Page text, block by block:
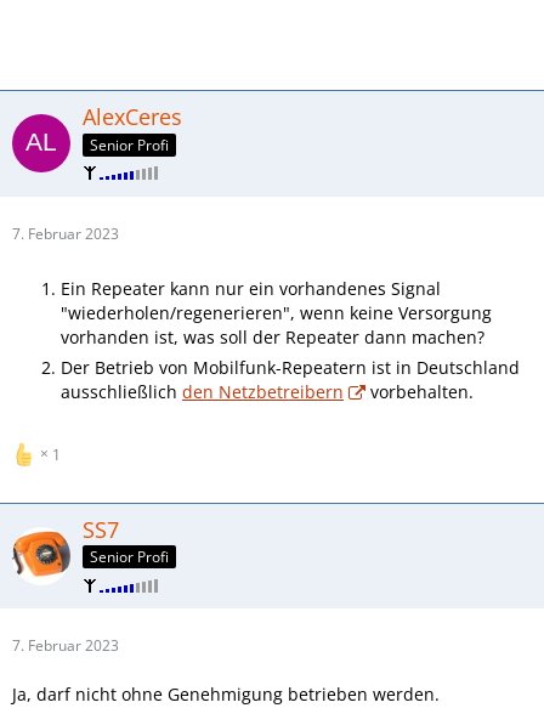
AlexCeres
Senior Profi
7. Februar 2023
Ein Repeater kann nur ein vorhandenes Signal
"wiederholen/regenerieren", wenn keine Versorgung
vorhanden ist, was soll der Repeater dann machen?
Der Betrieb von Mobilfunk-Repeatern ist in Deutschland
ausschließlich den Netzbetreibern vorbehalten.
1
SS7
Senior Profi
7. Februar 2023
Ja, darf nicht ohne Genehmigung betrieben werden.